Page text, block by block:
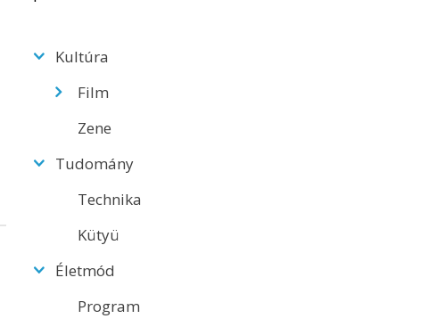
Kultúra
Film
Zene
Tudomány
Technika
Kütyü
Életmód
Program